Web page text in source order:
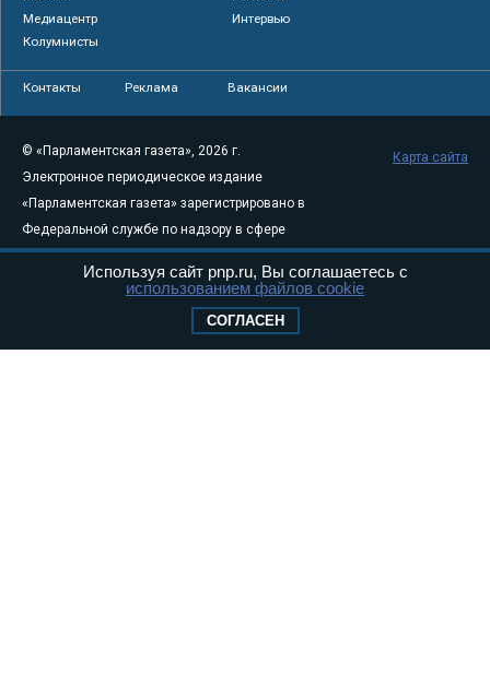
Медиацентр
Интервью
Колумнисты
Контакты Реклама Вакансии
© «Парламентская газета», 2026 г.
Электронное периодическое издание
«Парламентская газета» зарегистрировано в
Федеральной службе по надзору в сфере
связи, информационных технологий и
массовых коммуникаций (Роскомнадзор) 05
Свидетельство о регистрации Эл № ФС77-
Карта сайта
Используя сайт pnp.ru, Вы соглашаетесь с
использованием файлов cookie
СОГЛАСЕН